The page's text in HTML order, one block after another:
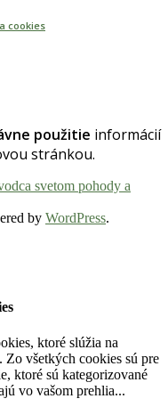
cookies
použitie informácií
stránkou.
svetom pohody a
by WordPress.
ktoré slúžia na
všetkých cookies sú pre
ktoré sú kategorizované
vo vašom prehlia...